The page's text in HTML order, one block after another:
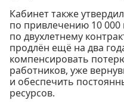
Кабинет также
по привлечению 10
по двухлетнему
продлён ещё на два
компенсировать
работников, уже
и обеспечить
ресурсов.